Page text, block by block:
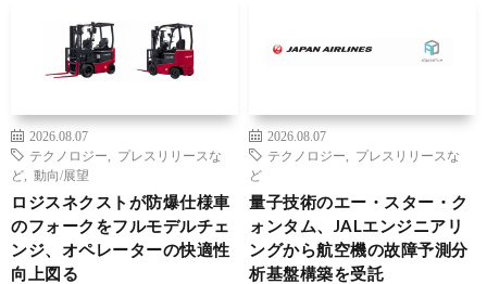
2026.08.07
テクノロジー
プレスリリースな
ど
動向/展望
ロジスネクストが防爆仕様車
のフォークをフルモデルチェ
ンジ、オペレーターの快適性
向上図る
2026.08.07
テクノロジー
プレスリリースな
ど
量子技術のエー・スター・ク
ォンタム、JALエンジニアリ
ングから航空機の故障予測分
析基盤構築を受託